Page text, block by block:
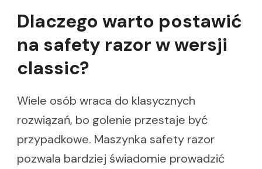
Dlaczego warto postawić
na safety razor w wersji
classic?
Wiele osób wraca do klasycznych
rozwiązań, bo golenie przestaje być
przypadkowe. Maszynka safety razor
pozwala bardziej świadomie prowadzić